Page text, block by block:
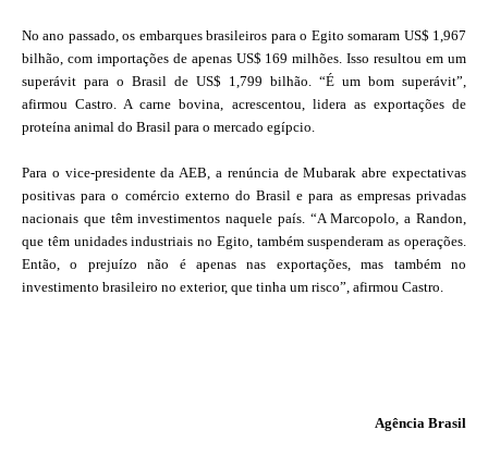
No ano passado, os embarques brasileiros para o Egito somaram US$ 1,967
bilhão, com importações de apenas US$ 169 milhões. Isso resultou em um
superávit para o Brasil de US$ 1,799 bilhão. “É um bom superávit”,
afirmou Castro. A carne bovina, acrescentou, lidera as exportações de
proteína animal do Brasil para o mercado egípcio.
Para o vice-presidente da AEB, a renúncia de Mubarak abre expectativas
positivas para o comércio externo do Brasil e para as empresas privadas
nacionais que têm investimentos naquele país. “A Marcopolo, a Randon,
que têm unidades industriais no Egito, também suspenderam as operações.
Então, o prejuízo não é apenas nas exportações, mas também no
investimento brasileiro no exterior, que tinha um risco”, afirmou Castro.
Agência Brasil